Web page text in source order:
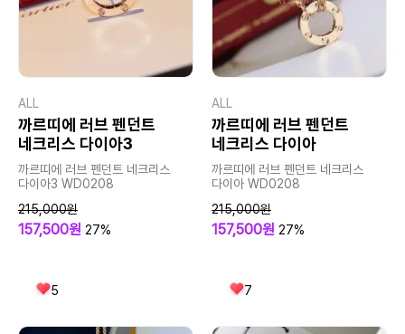
ALL
까르띠에 러브 펜던트
네크리스 다이아3
까르띠에 러브 펜던트 네크리스
다이아3 WD0208
215,000원
157,500원 27%
5
ALL
까르띠에 러브 펜던트
네크리스 다이아
까르띠에 러브 펜던트 네크리스
다이아 WD0208
215,000원
157,500원 27%
7